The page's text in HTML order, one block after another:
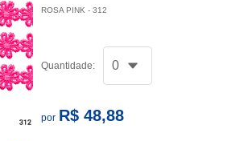
ROSA PINK - 312
Quantidade:
por R$ 48,88